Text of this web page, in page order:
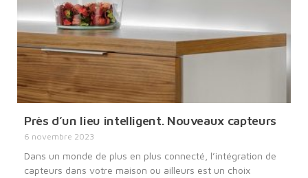
Près d’un lieu intelligent. Nouveaux capteurs
6 novembre 2023
Dans un monde de plus en plus connecté, l’intégration de
capteurs dans votre maison ou ailleurs est un choix